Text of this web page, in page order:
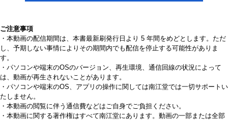
ご注意事項
・本動画の配信期間は、本書最新刷発行日より 5 年間をめどとします。ただ
し、予期しない事情によりその期間内でも配信を停止する可能性がありま
す。
・パソコンや端末のOSのバージョン、再生環境、通信回線の状況によって
は、動画が再生されないことがあります。
・パソコンや端末のOS、アプリの操作に関しては南江堂では一切サポートい
たしません。
・本動画の閲覧に伴う通信費などはご自身でご負担ください。
・本動画に関する著作権はすべて南江堂にあります。動画の一部または全部